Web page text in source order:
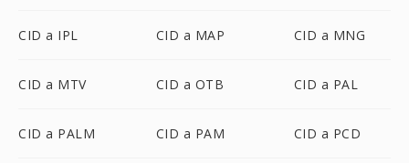
CID a IPL CID a MAP CID a MNG
CID a MTV CID a OTB CID a PAL
CID a PALM CID a PAM CID a PCD